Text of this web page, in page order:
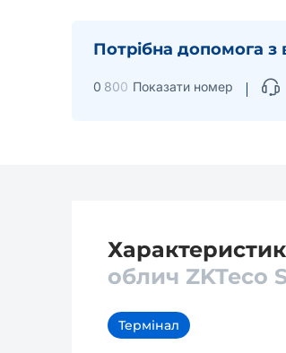
Потрібна допомога з
0 800 Показати номер
облич ZKTeco
Термінал